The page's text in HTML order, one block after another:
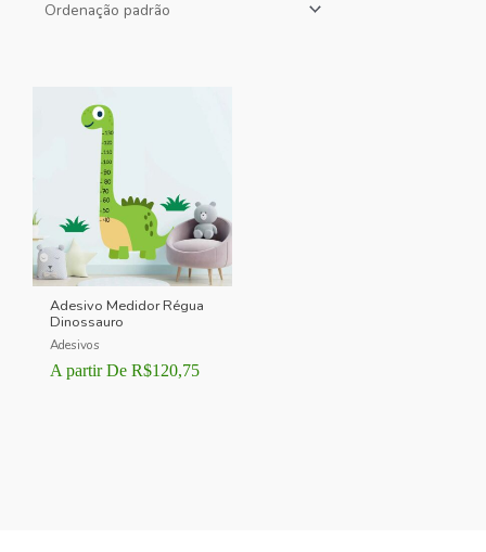
Adesivo Medidor Régua
Dinossauro
Adesivos
A partir De R$120,75